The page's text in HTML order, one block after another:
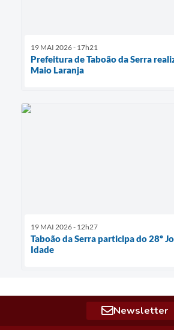
19 MAI 2026 - 17h21
Prefeitura de Taboão da Serra
Maio Laranja
19 MAI 2026 - 12h27
Taboão da Serra participa do 28º
Idade
Newsletter